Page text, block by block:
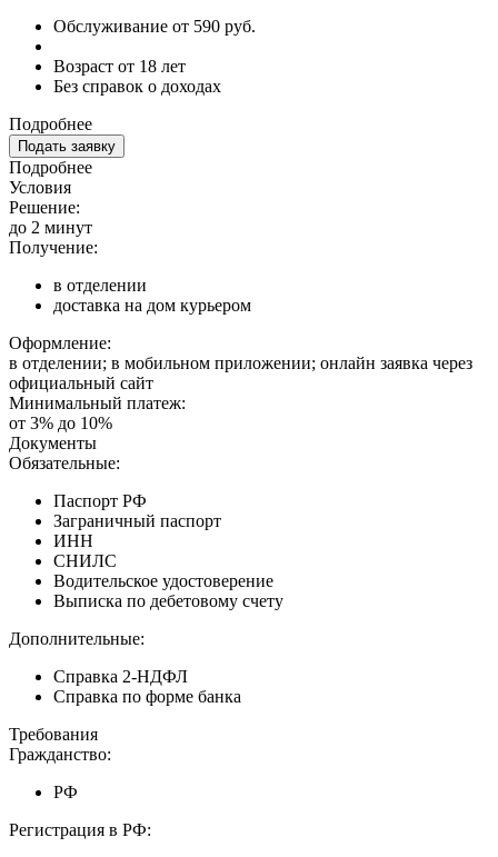
Обслуживание от 590 руб.
Возраст от 18 лет
Без справок о доходах
Подробнее
Подать заявку
Подробнее
Условия
Решение:
до 2 минут
Получение:
в отделении
доставка на дом курьером
Оформление:
в отделении; в мобильном приложении; онлайн заявка через
официальный сайт
Минимальный платеж:
от 3% до 10%
Документы
Обязательные:
Паспорт РФ
Заграничный паспорт
ИНН
СНИЛС
Водительское удостоверение
Выписка по дебетовому счету
Дополнительные:
Справка 2-НДФЛ
Справка по форме банка
Требования
Гражданство:
РФ
Регистрация в РФ: